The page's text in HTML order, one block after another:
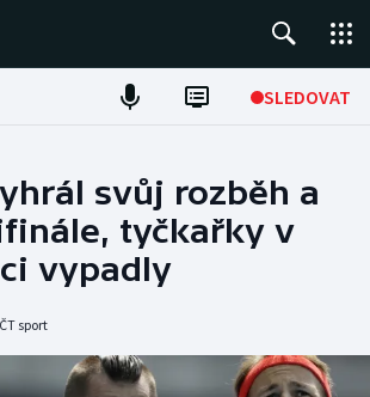
SLEDOVAT
svůj rozběh a
tyčkařky v
vypadly
ČT sport